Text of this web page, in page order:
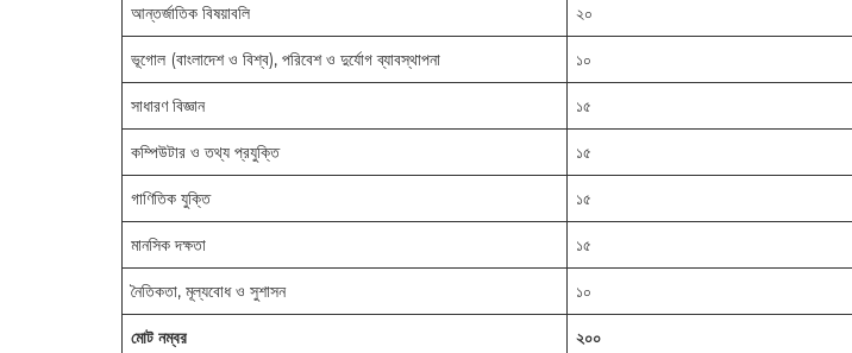
আন্তর্জাতিক বিষয়াবলি ২০
ভূগোল (বাংলাদেশ ও বিশ্ব), পরিবেশ ও দুর্যোগ ব্যাবস্থাপনা ১০
সাধারণ বিজ্ঞান ১৫
কম্পিউটার ও তথ্য প্রযুক্তি ১৫
গাণিতিক যুক্তি ১৫
মানসিক দক্ষতা ১৫
নৈতিকতা, মূল্যবোধ ও সুশাসন ১০
মোট নম্বর ২০০